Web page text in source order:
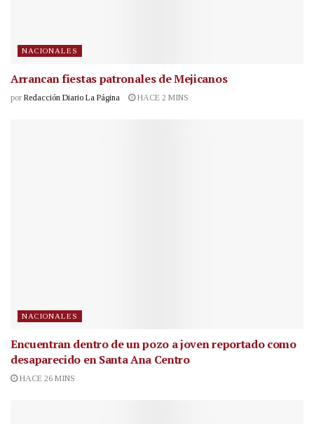
NACIONALES
Arrancan fiestas patronales de Mejicanos
por Redacción Diario La Página HACE 2 MINS
NACIONALES
Encuentran dentro de un pozo a joven reportado como
desaparecido en Santa Ana Centro
HACE 26 MINS